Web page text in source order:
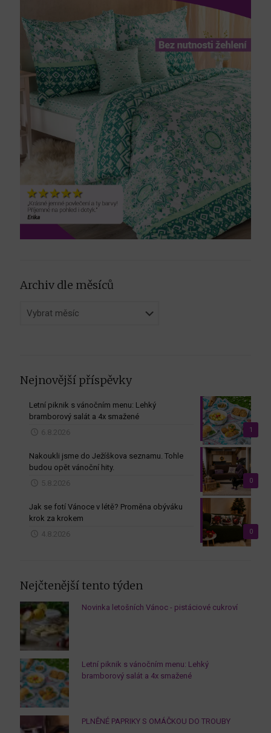
Archiv dle měsíců
dle
Nejnovější příspěvky
1
Letní piknik s vánočním menu: Lehký
bramborový salát a 4x smažené
6.8.2026
0
Nakoukli jsme do Ježíškova seznamu. Tohle
budou opět vánoční hity.
5.8.2026
0
Jak se fotí Vánoce v létě? Proměna obýváku
krok za krokem
4.8.2026
Nejčtenější tento týden
Novinka letošních Vánoc - pistáciové cukroví
Letní piknik s vánočním menu: Lehký
bramborový salát a 4x smažené
PLNĚNÉ PAPRIKY S OMÁČKOU DO TROUBY